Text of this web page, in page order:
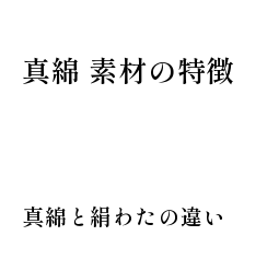
真綿 素材の特徴
真綿と絹わたの違い